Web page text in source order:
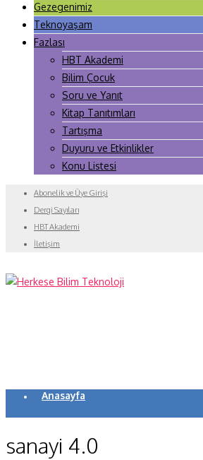
Gezegenimiz
Teknoyaşam
Fazlası
HBT Akademi
Bilim Çocuk
Soru ve Yanıt
Kitap Tanıtımları
Tartışma
Duyuru ve Etkinlikler
Konu Listesi
Abonelik ve Üye Girişi
Dergi Sayıları
HBT Akademi
İletişim
Anasayfa
Yazarlar
sanayi 4.0